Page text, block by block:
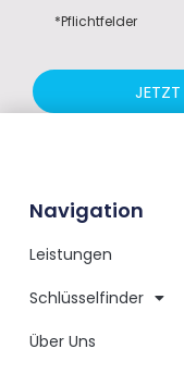
*Pflichtfelder
Navigation
Leistungen
Schlüsselfinder
Über Uns